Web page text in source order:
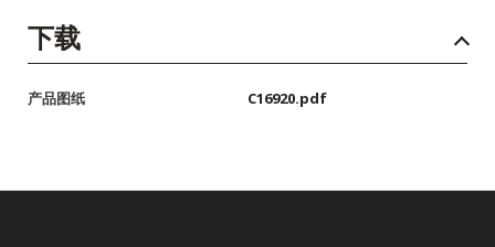
下载
产品图纸 C16920.pdf